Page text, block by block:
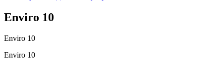
Enviro 10
Enviro 10
Enviro 10